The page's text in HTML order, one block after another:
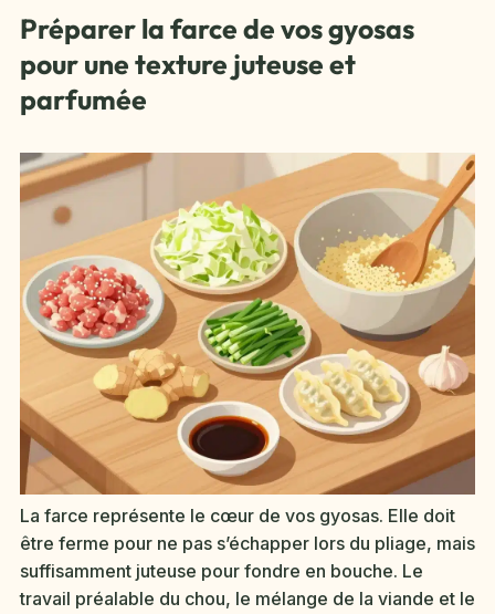
Préparer la farce de vos gyosas
pour une texture juteuse et
parfumée
La farce représente le cœur de vos gyosas. Elle doit
être ferme pour ne pas s’échapper lors du pliage, mais
suffisamment juteuse pour fondre en bouche. Le
travail préalable du chou, le mélange de la viande et le